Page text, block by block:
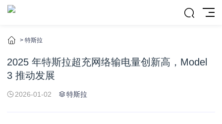
> 特斯拉
2025 年特斯拉超充网络输电量创新高，Model
3 推动发展
2026-01-02 特斯拉